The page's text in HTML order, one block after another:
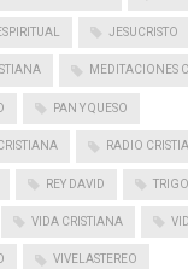
JESUCRISTO
MEDITACIONES
PAN Y QUESO
RADIO
REY DAVID TRIGO
VIDA CRISTIANA
VIVELASTEREO